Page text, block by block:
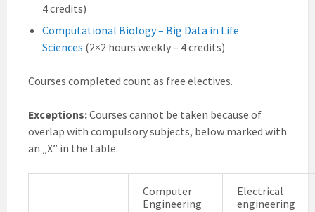
4 credits)
Computational Biology – Big Data in Life
Sciences (2×2 hours weekly – 4 credits)
Courses completed count as free electives.
Exceptions:Courses cannot be taken because of
overlap with compulsory subjects, below marked with
an „X” in the table:
Computer
Engineering
Electrical
engineering